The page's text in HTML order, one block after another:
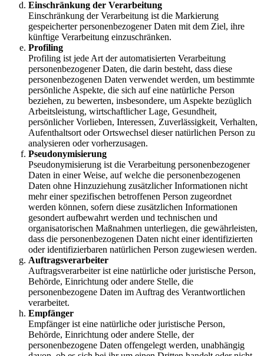
Einschränkung der Verarbeitung
Einschränkung der Verarbeitung ist die Markierung
gespeicherter personenbezogener Daten mit dem Ziel, ihre
künftige Verarbeitung einzuschränken.
Profiling
Profiling ist jede Art der automatisierten Verarbeitung
personenbezogener Daten, die darin besteht, dass diese
personenbezogenen Daten verwendet werden, um bestimmte
persönliche Aspekte, die sich auf eine natürliche Person
beziehen, zu bewerten, insbesondere, um Aspekte bezüglich
Arbeitsleistung, wirtschaftlicher Lage, Gesundheit,
persönlicher Vorlieben, Interessen, Zuverlässigkeit, Verhalten,
Aufenthaltsort oder Ortswechsel dieser natürlichen Person zu
analysieren oder vorherzusagen.
Pseudonymisierung
Pseudonymisierung ist die Verarbeitung personenbezogener
Daten in einer Weise, auf welche die personenbezogenen
Daten ohne Hinzuziehung zusätzlicher Informationen nicht
mehr einer spezifischen betroffenen Person zugeordnet
werden können, sofern diese zusätzlichen Informationen
gesondert aufbewahrt werden und technischen und
organisatorischen Maßnahmen unterliegen, die gewährleisten,
dass die personenbezogenen Daten nicht einer identifizierten
oder identifizierbaren natürlichen Person zugewiesen werden.
Auftragsverarbeiter
Auftragsverarbeiter ist eine natürliche oder juristische Person,
Behörde, Einrichtung oder andere Stelle, die
personenbezogene Daten im Auftrag des Verantwortlichen
verarbeitet.
Empfänger
Empfänger ist eine natürliche oder juristische Person,
Behörde, Einrichtung oder andere Stelle, der
personenbezogene Daten offengelegt werden, unabhängig